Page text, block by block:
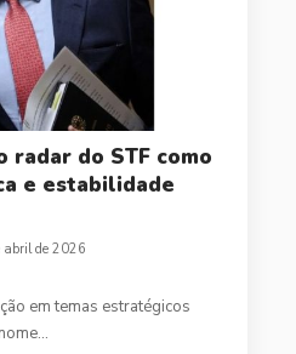
radar do STF como
e estabilidade
abril de 2026
em temas estratégicos